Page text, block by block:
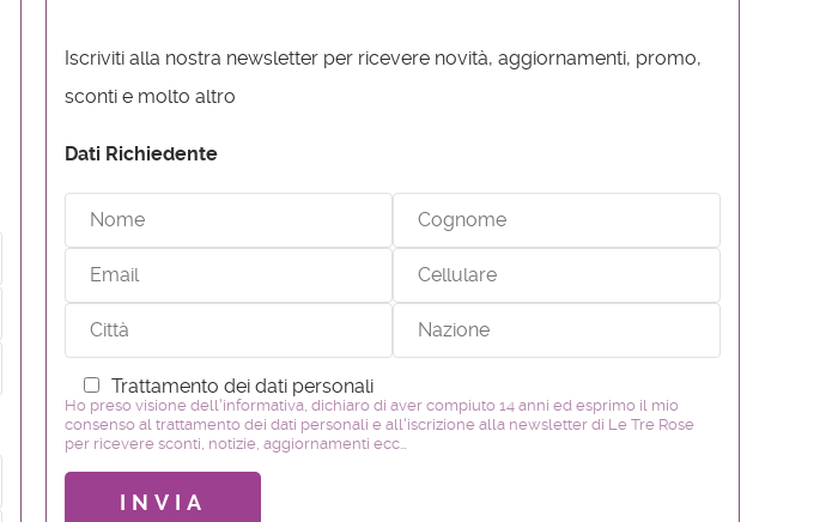
Iscriviti alla nostra newsletter per ricevere novità, aggiornamenti, promo,
sconti e molto altro
Dati Richiedente
Trattamento dei dati personali
Ho preso visione dell'informativa, dichiaro di aver compiuto 14 anni ed esprimo il mio
consenso al trattamento dei dati personali e all'iscrizione alla newsletter di Le Tre Rose
per ricevere sconti, notizie, aggiornamenti ecc…